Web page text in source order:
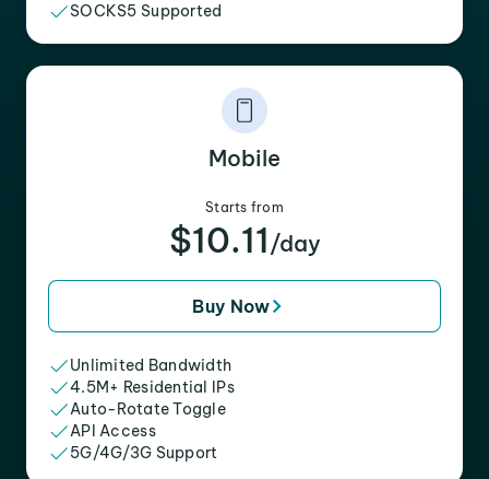
SOCKS5 Supported
Mobile
Starts from
$10.11 /day
Buy Now
Unlimited Bandwidth
4.5M+ Residential IPs
Auto-Rotate Toggle
API Access
5G/4G/3G Support